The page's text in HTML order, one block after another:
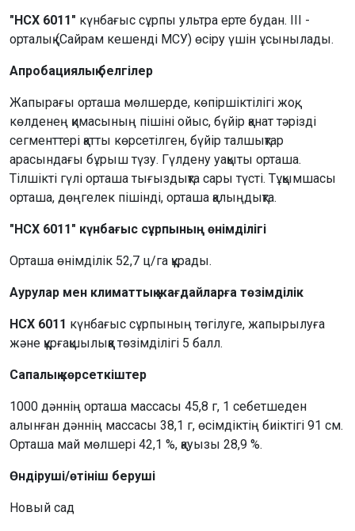
"НСХ 6011" күнбағыс сұрпы ультра ерте будан. III -
орталық (Сайрам кешенді МСУ) өсіру үшін ұсынылады.
Апробациялық белгілер
Жапырағы орташа мөлшерде, көпіршіктілігі жоқ,
көлденең қимасының пішіні ойыс, бүйір қанат тәрізді
сегменттері қатты көрсетілген, бүйір талшықтар
арасындағы бұрыш түзу. Гүлдену уақыты орташа.
Тілшікті гүлі орташа тығыздықта сары түсті. Тұқымшасы
орташа, дөңгелек пішінді, орташа қалыңдықта.
"НСХ 6011" күнбағыс сұрпының өнімділігі
Орташа өнімділік 52,7 ц/га құрады.
Аурулар мен климаттық жағдайларға төзімділік
НСХ 6011 күнбағыс сұрпының төгілуге, жапырылуға
және құрғақшылыққа төзімділігі 5 балл.
Сапалық көрсеткіштер
1000 дәннің орташа массасы 45,8 г, 1 себетшеден
алынған дәннің массасы 38,1 г, өсімдіктің биіктігі 91 см.
Орташа май мөлшері 42,1 %, қауызы 28,9 %.
Өндіруші/өтініш беруші
Новый сад